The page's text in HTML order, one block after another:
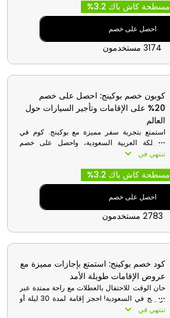
أنحاء العالم. احصل على مزايا إضافية مثل خصم
10-15% على الإقامات، وخصم 10% على تأجير
السيارات، ووجبات إفطار مجانية في إقامات
مختارة، وترقية مجانية للغرف لرحلة خالية من
التوتر. استخدم الرمز الترويجي للانطلاق في عطلة
مسطحة كاش باك 3.2%
احصل على خصم
3174 مستخدمون
كوبون خصم بوكينج: احصل على خصم
20% على الإقامات وتأجير السيارات حول
العالم
استمتع بتجربة سفر مميزة مع بوكينج. كوم في
المملكة العربية السعودية، واحصل على خصم
حصري 20% على الإقامة وتأجير السيارات في
عامين. احجز الآن باستخدام كوبون الخصم لتوفير لا
مثيل له في مغامرتك القادمة. ستحصل على دعم
فوري في جميع إقاماتك، وترقية مجانية للغرفة،
تنتهي في
مسطحة كاش باك 3.2%
احصل على خصم
2783 مستخدمون
كود خصم بوكينج: استمتع بإجازات مميزة مع
عروض الإقامات طويلة الأمد
حان الوقت للاحتفال بالعطلات مع راحة ممتدة عبر
بوكينج في السعودية! احجز إقامة لمدة 30 ليلة أو
أكثر واستمتع بأسعار شهرية مخفّضة لتجربة مريحة
تنتهي في